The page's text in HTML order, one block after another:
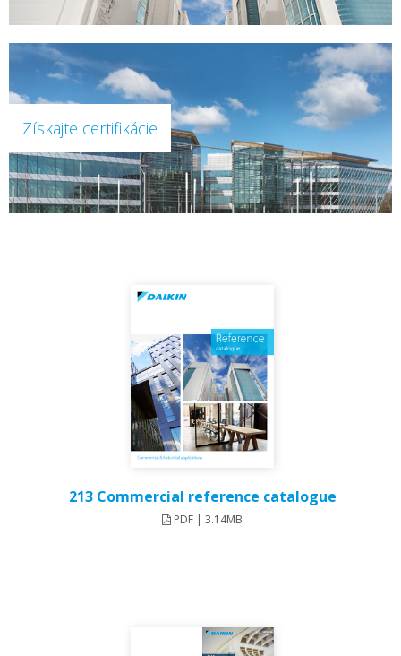
Získajte certifikácie
213 Commercial reference catalogue
PDF | 3.14MB